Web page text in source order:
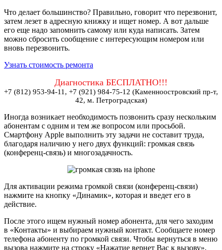
Что делает большинство? Правильно, говорит что перезвонит,
затем лезет в адресную книжку и ищет номер. А вот дальше
его еще надо запомнить самому или куда написать. Затем
можно сбросить сообщение с интересующим номером или
вновь перезвонить.
Узнать стоимость ремонта
Диагностика БЕСПЛАТНО!!!
+7 (812) 953-94-11, +7 (921) 984-75-12 (Каменноостровский пр-т,
42, м. Петроградская)
Иногда возникает необходимость позвонить сразу нескольким
абонентам с одним и тем же вопросом или просьбой.
Смартфону Apple выполнить эту задачи не составит труда,
благодаря наличию у него двух функций: громкая связь
(конференц-связь) и многозадачность.
Для активации режима громкой связи (конференц-связи)
нажмите на кнопку «Динамик», которая и введет его в
действие.
После этого ищем нужный номер абонента, для чего заходим
в «Контакты» и выбираем нужный контакт. Сообщаете номер
телефона абоненту по громкой связи. Чтобы вернуться в меню
вызова нажмите на строку «Нажатие вернет Вас к вызову»,